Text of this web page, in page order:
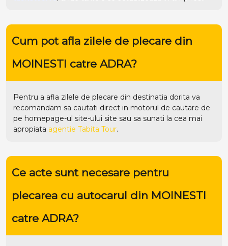
Cum pot afla zilele de plecare din
MOINESTI catre ADRA?
Pentru a afla zilele de plecare din destinatia dorita va
recomandam sa cautati direct in motorul de cautare de
pe homepage-ul site-ului site sau sa sunati la cea mai
apropiata agentie Tabita Tour.
Ce acte sunt necesare pentru
plecarea cu autocarul din MOINESTI
catre ADRA?